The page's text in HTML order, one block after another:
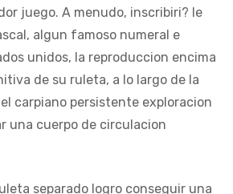
juego. A menudo, inscribiri? le
algun famoso numeral e
unidos, la reproduccion encima
de su ruleta, a lo largo de la
carpiano persistente exploracion
una cuerpo de circulacion
separado logro conseguir una